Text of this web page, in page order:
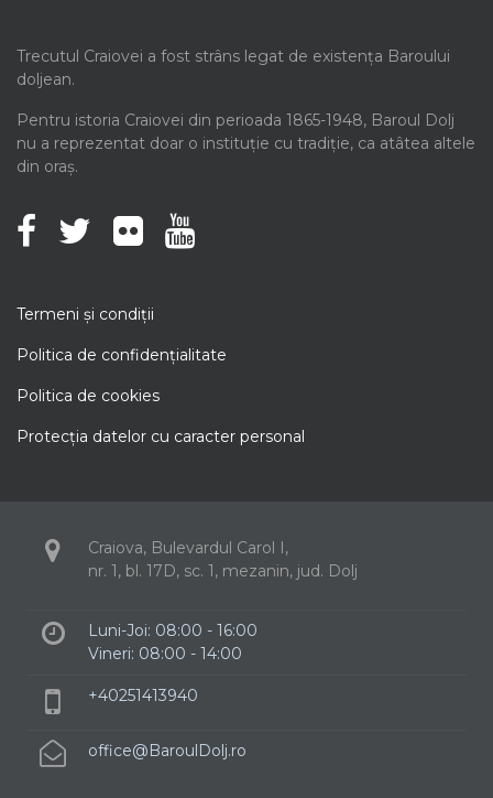
Trecutul Craiovei a fost strâns legat de existența Baroului
doljean.
Pentru istoria Craiovei din perioada 1865-1948, Baroul Dolj
nu a reprezentat doar o instituție cu tradiție, ca atâtea altele
din oraș.
Termeni şi condiţii
Politica de confidenţialitate
Politica de cookies
Protecţia datelor cu caracter personal
Craiova, Bulevardul Carol I,
nr. 1, bl. 17D, sc. 1, mezanin, jud. Dolj
Luni-Joi: 08:00 - 16:00
Vineri: 08:00 - 14:00
+40251413940
office@BaroulDolj.ro